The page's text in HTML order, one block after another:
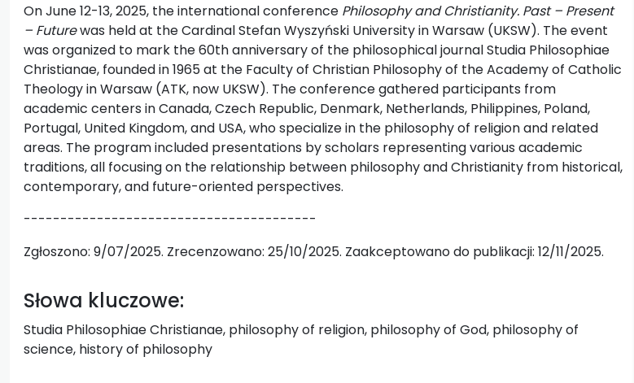
On June 12-13, 2025, the international conference Philosophy and Christianity. Past – Present
– Futurewas held at the Cardinal Stefan Wyszyński University in Warsaw (UKSW). The event
was organized to mark the 60th anniversary of the philosophical journal Studia Philosophiae
Christianae, founded in 1965 at the Faculty of Christian Philosophy of the Academy of Catholic
Theology in Warsaw (ATK, now UKSW). The conference gathered participants from
academic centers in Canada, Czech Republic, Denmark, Netherlands, Philippines, Poland,
Portugal, United Kingdom, and USA, who specialize in the philosophy of religion and related
areas. The program included presentations by scholars representing various academic
traditions, all focusing on the relationship between philosophy and Christianity from historical,
contemporary, and future-oriented perspectives.
----------------------------------------
Zgłoszono: 9/07/2025. Zrecenzowano: 25/10/2025. Zaakceptowano do publikacji: 12/11/2025.
Słowa kluczowe:
Studia Philosophiae Christianae, philosophy of religion, philosophy of God, philosophy of
science, history of philosophy